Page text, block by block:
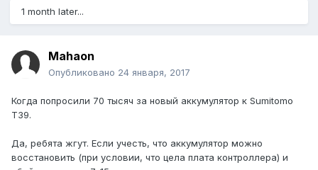
1 month later...
Mahaon
Опубликовано 24 января, 2017
Когда попросили 70 тысяч за новый аккумулятор к Sumitomo
T39.
Да, ребята жгут. Если учесть, что аккумулятор можно
восстановить (при условии, что цела плата контроллера) и